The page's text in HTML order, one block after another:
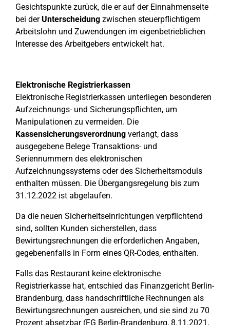
Gesichtspunkte zurück, die er auf der Einnahmenseite
bei der Unterscheidung zwischen steuerpflichtigem
Arbeitslohn und Zuwendungen im eigenbetrieblichen
Interesse des Arbeitgebers entwickelt hat.
Elektronische Registrierkassen
Elektronische Registrierkassen unterliegen besonderen
Aufzeichnungs- und Sicherungspflichten, um
Manipulationen zu vermeiden. Die
Kassensicherungsverordnung verlangt, dass
ausgegebene Belege Transaktions- und
Seriennummern des elektronischen
Aufzeichnungssystems oder des Sicherheitsmoduls
enthalten müssen. Die Übergangsregelung bis zum
31.12.2022 ist abgelaufen.
Da die neuen Sicherheitseinrichtungen verpflichtend
sind, sollten Kunden sicherstellen, dass
Bewirtungsrechnungen die erforderlichen Angaben,
gegebenenfalls in Form eines QR-Codes, enthalten.
Falls das Restaurant keine elektronische
Registrierkasse hat, entschied das Finanzgericht Berlin-
Brandenburg, dass handschriftliche Rechnungen als
Bewirtungsrechnungen ausreichen, und sie sind zu 70
Prozent absetzbar (FG Berlin-Brandenburg, 8.11.2021,